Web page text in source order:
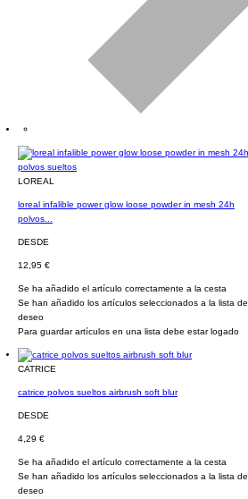
LOREAL
loreal infalible power glow loose powder in mesh 24h
polvos...
DESDE
12,95 €
Se ha añadido el artículo correctamente a la cesta
Se han añadido los artículos seleccionados a la lista de
deseo
Para guardar artículos en una lista debe estar logado
CATRICE
catrice polvos sueltos airbrush soft blur
DESDE
4,29 €
Se ha añadido el artículo correctamente a la cesta
Se han añadido los artículos seleccionados a la lista de
deseo